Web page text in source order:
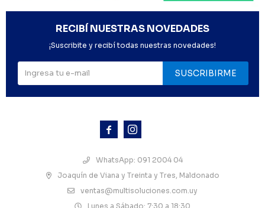
 
WhatsApp: 091 2004 04
Joaquín de Viana y Treinta y Tres, Maldonado
ventas@multisoluciones.com.uy
Lunes a Sábado: 7:30 a 18:30
RECIBÍ NUESTRAS NOVEDADES
¡Suscribite y recibí todas nuestras novedades!
SUSCRIBIRME